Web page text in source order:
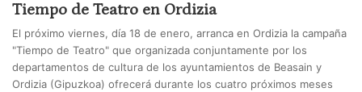
Tiempo de Teatro en Ordizia
El próximo viernes, día 18 de enero, arranca en Ordizia la campaña
"Tiempo de Teatro" que organizada conjuntamente por los
departamentos de cultura de los ayuntamientos de Beasain y
Ordizia (Gipuzkoa) ofrecerá durante los cuatro próximos meses